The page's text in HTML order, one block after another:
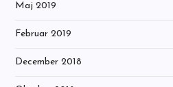
Maj 2019
Februar 2019
December 2018